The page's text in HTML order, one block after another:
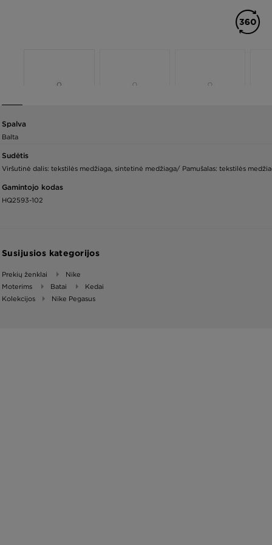
Spalva
Balta
Sudėtis
Viršutinė dalis: tekstilės medžiaga, sintetinė medžiaga/ Pamušalas: tekstilės
Gamintojo kodas
HQ2593-102
Susijusios kategorijos
Prekių ženklai
Nike
Moterims
Batai
Kedai
Kolekcijos
Nike Pegasus